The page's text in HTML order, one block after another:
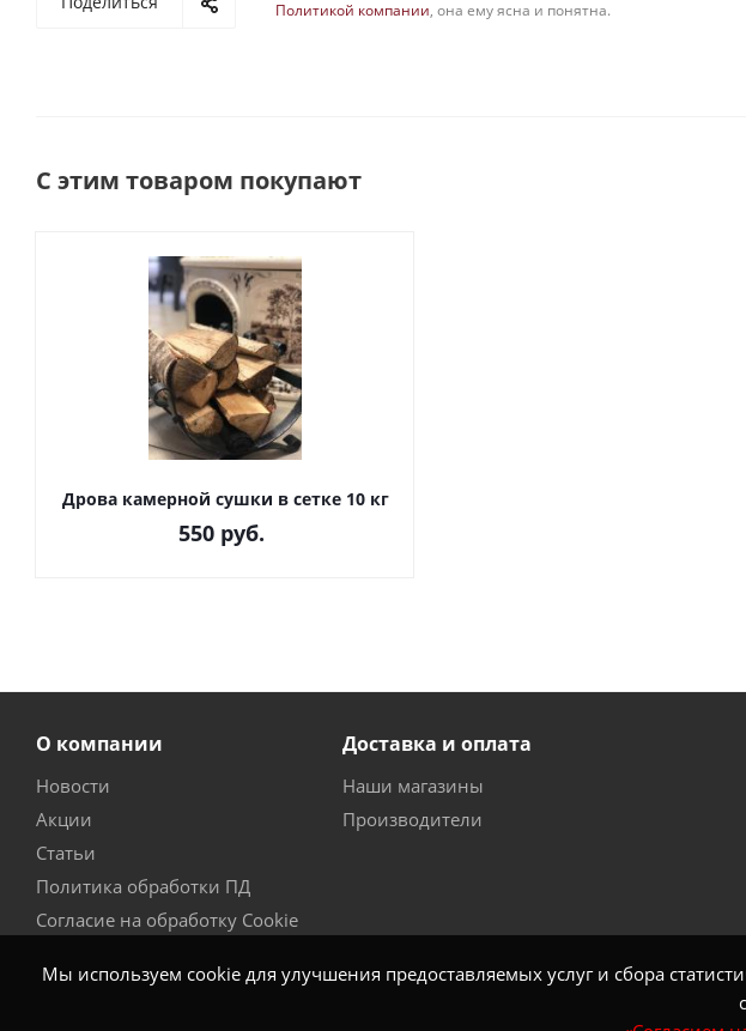
Мы используем cookie для улучшения предоставляемых услуг и сбора
Политикой компании, она ему ясна и понятна.
С этим товаром покупают
Дрова камерной сушки в сетке 10 кг
550руб.
О компании
Новости
Акции
Статьи
Политика обработки ПД
Согласие на обработку Cookie
Доставка и оплата
Наши магазины
Производители